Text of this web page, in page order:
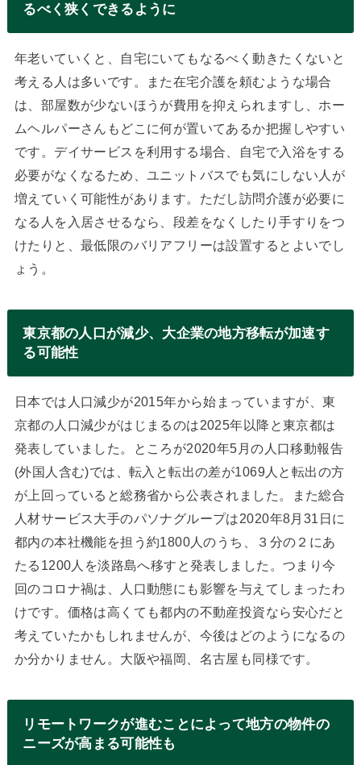
るべく狭くできるように
年老いていくと、自宅にいてもなるべく動きたくないと
考える人は多いです。また在宅介護を頼むような場合
は、部屋数が少ないほうが費用を抑えられますし、ホー
ムヘルパーさんもどこに何が置いてあるか把握しやすい
です。デイサービスを利用する場合、自宅で入浴をする
必要がなくなるため、ユニットバスでも気にしない人が
増えていく可能性があります。ただし訪問介護が必要に
なる人を入居させるなら、段差をなくしたり手すりをつ
けたりと、最低限のバリアフリーは設置するとよいでし
ょう。
東京都の人口が減少、大企業の地方移転が加速す
る可能性
日本では人口減少が2015年から始まっていますが、東
京都の人口減少がはじまるのは2025年以降と東京都は
発表していました。ところが2020年5月の人口移動報告
(外国人含む)では、転入と転出の差が1069人と転出の方
が上回っていると総務省から公表されました。また総合
人材サービス大手のパソナグループは2020年8月31日に
都内の本社機能を担う約1800人のうち、３分の２にあ
たる1200人を淡路島へ移すと発表しました。つまり今
回のコロナ禍は、人口動態にも影響を与えてしまったわ
けです。価格は高くても都内の不動産投資なら安心だと
考えていたかもしれませんが、今後はどのようになるの
か分かりません。大阪や福岡、名古屋も同様です。
リモートワークが進むことによって地方の物件の
ニーズが高まる可能性も